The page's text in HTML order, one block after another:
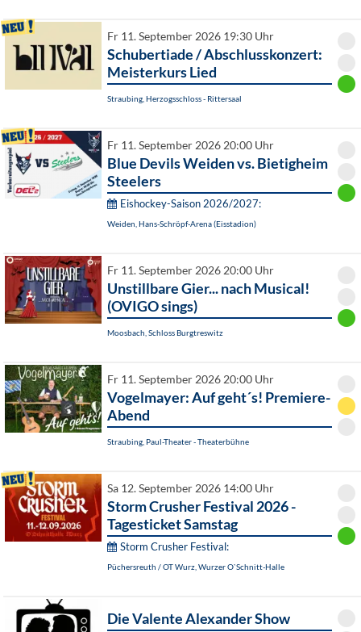
Fr 11. September 2026 19:30 Uhr
Schubertiade / Abschlusskonzert:
Meisterkurs Lied
Straubing, Herzogsschloss - Rittersaal
Fr 11. September 2026 20:00 Uhr
Blue Devils Weiden vs. Bietigheim
Steelers
Eishockey-Saison 2026/2027:
Weiden, Hans-Schröpf-Arena (Eisstadion)
Fr 11. September 2026 20:00 Uhr
Unstillbare Gier... nach Musical!
(OVIGO sings)
Moosbach, Schloss Burgtreswitz
Fr 11. September 2026 20:00 Uhr
Vogelmayer: Auf geht´s! Premiere-
Abend
Straubing, Paul-Theater - Theaterbühne
Sa 12. September 2026 14:00 Uhr
Storm Crusher Festival 2026 -
Tagesticket Samstag
Storm Crusher Festival:
Püchersreuth / OT Wurz, Wurzer O`Schnitt-Halle
Die Valente Alexander Show